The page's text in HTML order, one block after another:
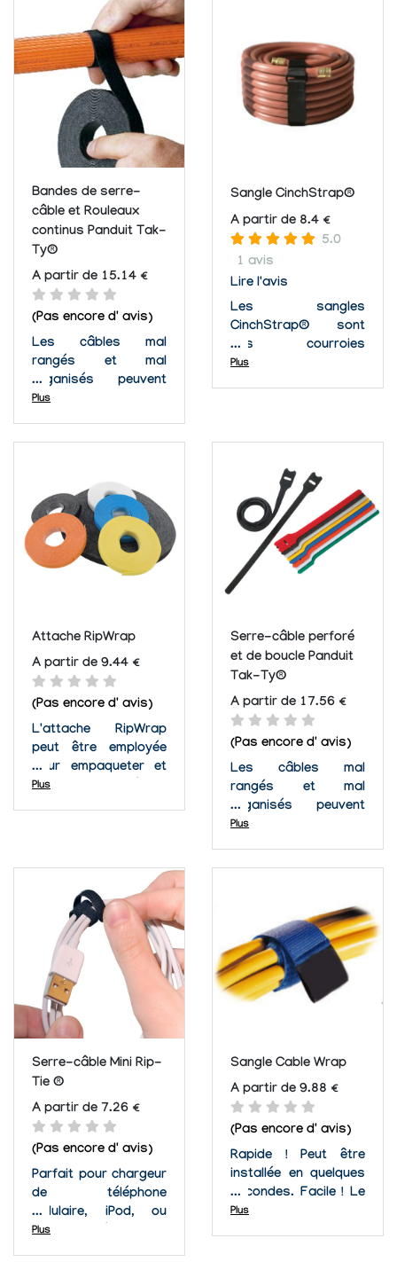
Faite de
monofilament en
nylon de 8.0 mils soit
0,2032 mm avec plus
de 300 crochets par
pouce carré. La
boucle Loop 1000 de
VELCRO® est...
des grilles, le long
des murs, sur les
portes fermées et
dans des coffrets de
câblage. Ces
Bandes de serre-
câble et Rouleaux
continus Panduit Tak-
Ty®
A partir de 15.14 €
(Pas encore d' avis)
Les câbles mal
rangés et mal
organisés peuvent
être une horreur et un
Ty®, la gestion de
câble est rapide,
facile et accessible.
Protégez-vous ainsi
que vos
Plus
Sangle CinchStrap®
A partir de 8.4 €
5.0
1 avis
Lire l'avis
Les sangles
CinchStrap® sont
des courroies
résistantes avec une
normes exigeantes
meilleure qualité. Nous
employons seulement
les matériaux de la
plus haute qualité et
Plus
Attache RipWrap
A partir de 9.44 €
(Pas encore d' avis)
L'attache RipWrap
peut être employée
pour empaqueter et
structurer les câbles
produits de RipWrap
commutent facilement
et sont très efficace.
Il y a un nombre...
Plus
Serre-câble perforé
et de boucle Panduit
Tak-Ty®
A partir de 17.56 €
(Pas encore d' avis)
Les câbles mal
rangés et mal
organisés peuvent
être une horreur et un
couleurs disponibles
vous serez certains
d'assortir tous les
serres-câble perforé
et de boucle...
Plus
Serre-câble Mini Rip-
Tie ®
A partir de 7.26 €
(Pas encore d' avis)
Parfait pour chargeur
de téléphone
cellulaire, iPod, ou
cordons écouteurs,
Plus
Sangle Cable Wrap
A partir de 9.88 €
(Pas encore d' avis)
Rapide ! Peut être
installée en quelques
secondes. Facile ! Le
dégagement maniable
Plus